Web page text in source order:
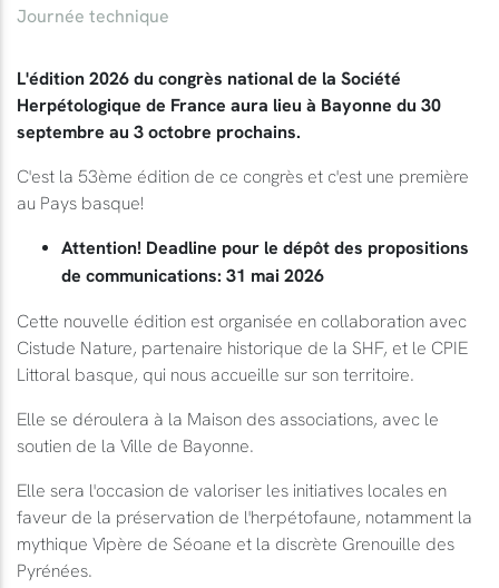
Journée technique
L'édition 2026 du congrès national de la Société
Herpétologique de France aura lieu à Bayonne du 30
septembre au 3 octobre prochains.
C'est la 53ème édition de ce congrès et c'est une première
au Pays basque!
Attention! Deadline pour le dépôt des propositions
de communications: 31 mai 2026
Cette nouvelle édition est organisée en collaboration avec
Cistude Nature, partenaire historique de la SHF, et le CPIE
Littoral basque, qui nous accueille sur son territoire.
Elle se déroulera à la Maison des associations, avec le
soutien de la Ville de Bayonne.
Elle sera l'occasion de valoriser les initiatives locales en
faveur de la préservation de l'herpétofaune, notamment la
mythique Vipère de Séoane et la discrète Grenouille des
Pyrénées.